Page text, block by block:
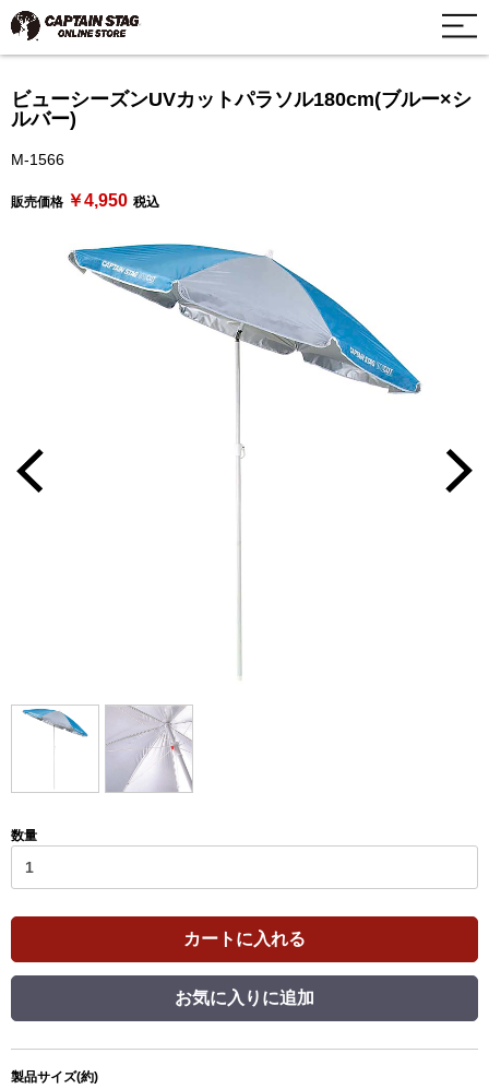
ビューシーズンUVカットパラソル180cm(ブルー×シ
ルバー)
M-1566
販売価格 ￥4,950 税込
数量
カートに入れる
お気に入りに追加
製品サイズ(約)